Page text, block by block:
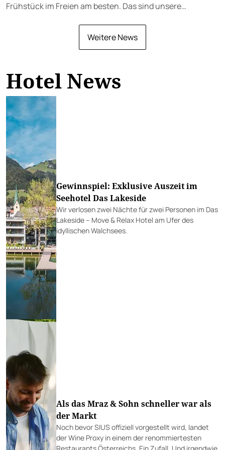
Frühstück im Freien am besten. Das sind unsere
Weitere News
Hotel News
Gewinnspiel: Exklusive Auszeit im
Seehotel Das Lakeside
Wir verlosen zwei Nächte für zwei Personen im Das
Lakeside – Move & Relax Hotel am Ufer des
idyllischen Walchsees.
Als das Mraz & Sohn schneller war als
der Markt
Noch bevor SIUS offiziell vorgestellt wird, landet
der Wine Proxy in einem der renommiertesten